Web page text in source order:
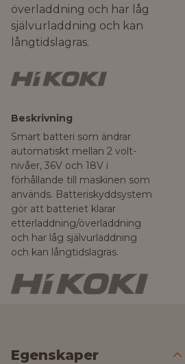
överladdning och har låg
självurladdning och kan
långtidslagras.
Beskrivning
Smart batteri som ändrar
automatiskt mellan 2 volt-
nivåer, 36V och 18V i
förhållande till maskinen som
används. Batteriskyddsystem
gör att batteriet klarar
etterladdning/överladdning
och har låg självurladdning
och kan långtidslagras.
Egenskaper